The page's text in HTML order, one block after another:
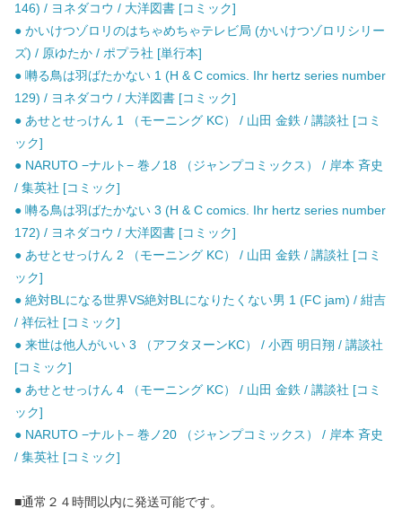
146) / ヨネダコウ / 大洋図書 [コミック]
● かいけつゾロリのはちゃめちゃテレビ局 (かいけつゾロリシリー
ズ) / 原ゆたか / ポプラ社 [単行本]
● 囀る鳥は羽ばたかない 1 (H & C comics. Ihr hertz series number
129) / ヨネダコウ / 大洋図書 [コミック]
● あせとせっけん 1 （モーニング KC） / 山田 金鉄 / 講談社 [コミ
ック]
● NARUTO −ナルト− 巻ノ18 （ジャンプコミックス） / 岸本 斉史
/ 集英社 [コミック]
● 囀る鳥は羽ばたかない 3 (H & C comics. Ihr hertz series number
172) / ヨネダコウ / 大洋図書 [コミック]
● あせとせっけん 2 （モーニング KC） / 山田 金鉄 / 講談社 [コミ
ック]
● 絶対BLになる世界VS絶対BLになりたくない男 1 (FC jam) / 紺吉
/ 祥伝社 [コミック]
● 来世は他人がいい 3 （アフタヌーンKC） / 小西 明日翔 / 講談社
[コミック]
● あせとせっけん 4 （モーニング KC） / 山田 金鉄 / 講談社 [コミ
ック]
● NARUTO −ナルト− 巻ノ20 （ジャンプコミックス） / 岸本 斉史
/ 集英社 [コミック]
■通常２４時間以内に発送可能です。